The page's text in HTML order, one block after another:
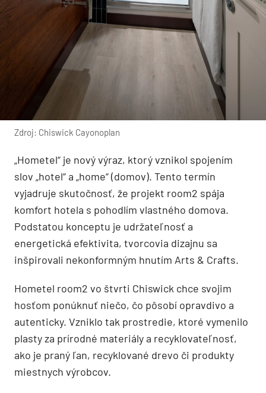
Zdroj: Chiswick Cayonoplan
„Hometel“ je nový výraz, ktorý vznikol spojením
slov „hotel“ a „home“ (domov). Tento termín
vyjadruje skutočnosť, že projekt room2 spája
komfort hotela s pohodlím vlastného domova.
Podstatou konceptu je udržateľnosť a
energetická efektivita, tvorcovia dizajnu sa
inšpirovali nekonformným hnutím Arts & Crafts.
Hometel room2 vo štvrti Chiswick chce svojim
hosťom ponúknuť niečo, čo pôsobí opravdivo a
autenticky. Vzniklo tak prostredie, ktoré vymenilo
plasty za prírodné materiály a recyklovateľnosť,
ako je praný ľan, recyklované drevo či produkty
miestnych výrobcov.